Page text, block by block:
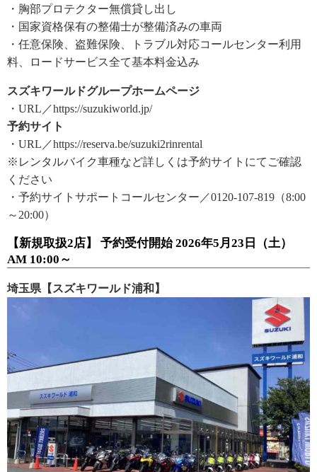
・胸部プロテクター無償貸し出し
・国家資格保有の整備士が整備済みの車両
・任意保険、盗難保険、トラブル対応コールセンター利用
料、ロードサービス全て基本料金込み
スズキワールドグループホームページ
・URL／https://suzukiworld.jp/
予約サイト
・URL／https://reserva.be/suzuki2rinrental
※レンタルバイク車種など詳しくは予約サイトにてご確認
ください
・予約サイトサポートコールセンター／0120-107-819（8:00
～20:00）
【新規取扱2店】 予約受付開始 2026年5月23日（土）
AM 10:00～
埼玉県【スズキワールド浦和】